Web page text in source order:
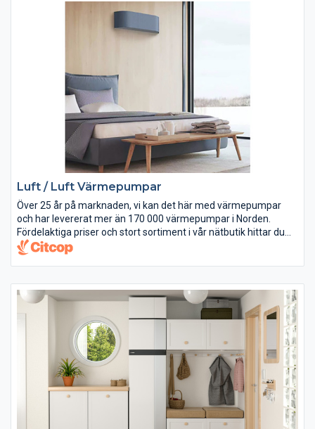
Luft / Luft Värmepumpar
Över 25 år på marknaden, vi kan det här med värmepumpar
och har levererat mer än 170 000 värmepumpar i Norden.
Fördelaktiga priser och stort sortiment i vår nätbutik hittar du
ett komplett sortiment med Norden-anpassade modeller.